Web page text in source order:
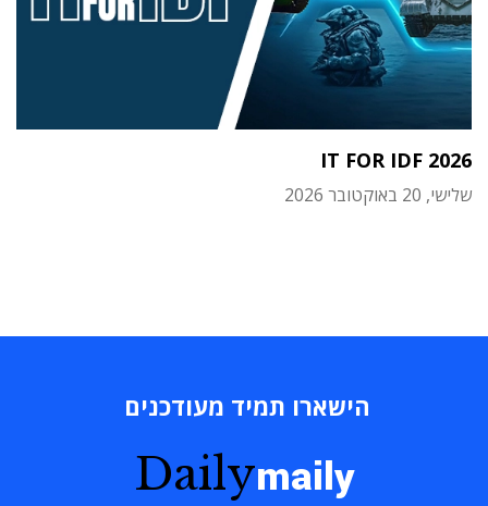
IT FOR IDF 2026
שלישי, 20 באוקטובר 2026
הישארו תמיד מעודכנים
Dailymaily